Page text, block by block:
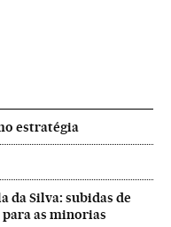
estratégia
da Silva: subidas de
as minorias